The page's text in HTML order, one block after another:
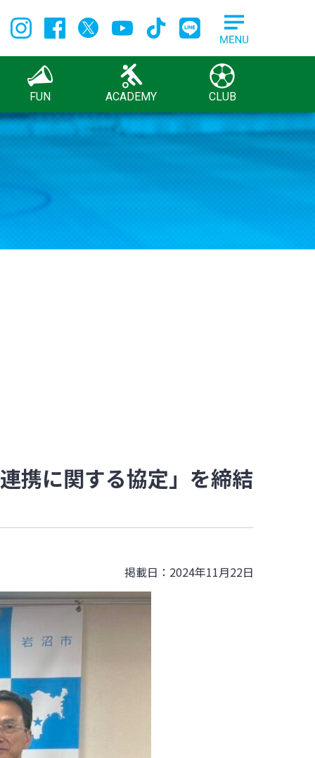
FUN ACADEMY CLUB
携に関する協定」を締結
掲載日：2024年11月22日